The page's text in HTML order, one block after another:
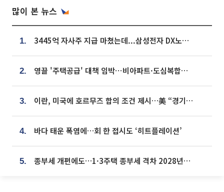
많이 본 뉴스
1. 3445억 자사주 지급 마쳤는데...삼성전자 DX노조, 뒤늦은 '떼쓰기 집회'
2. 영끌 '주택공급' 대책 임박⋯비아파트·도심복합까지 총동원
3. 이란, 미국에 호르무즈 합의 조건 제시…美 “경기 아직 안 끝나” [종합]
4. 바다 태운 폭염에…회 한 접시도 ‘히트플레이션’
5. 종부세 개편에도…1·3주택 종부세 격차 2028년부터 확대